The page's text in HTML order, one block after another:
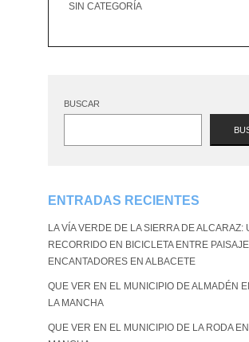
SIN CATEGORÍA
BUSCAR
ENTRADAS RECIENTES
LA VÍA VERDE DE LA SIERRA DE ALCARAZ:
RECORRIDO EN BICICLETA ENTRE
ENCANTADORES EN ALBACETE
QUE VER EN EL MUNICIPIO DE ALMADÉN
LA MANCHA
QUE VER EN EL MUNICIPIO DE LA RODA